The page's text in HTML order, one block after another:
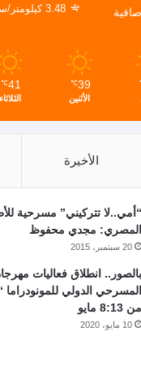
3.48 كيلومتر/ساعة
39
℃
الأثنين
41
℃
الثلاثاء
الأخيرة
“أمي..لا تتركيني” مسرحية
المصري: مجدي محفوظ
20 سبتمبر، 2015
بالصور.. انطلاق فعاليات
من 8:13 مايو
10 مايو، 2020